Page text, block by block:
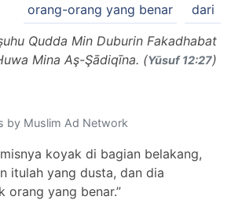
dari
orang-orang yang benar
Qudda Min Duburin Fakadhabat
Mina Aş-Şādiqīna. (Yūsuf 12:27)
by Muslim Ad Network
koyak di bagian belakang,
itulah yang dusta, dan dia
orang yang benar.”